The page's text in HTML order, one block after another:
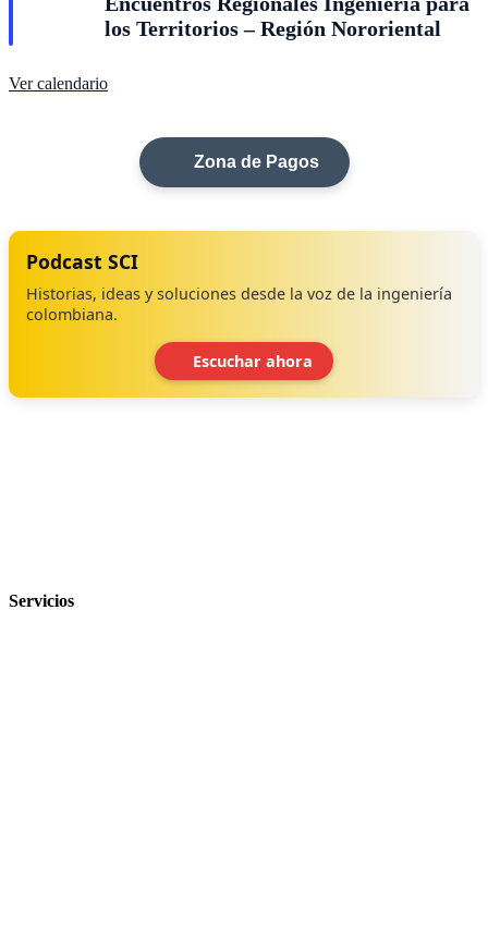
los Territorios – Región Nororiental
Ver calendario
Zona de Pagos
Podcast SCI
Historias, ideas y soluciones desde la voz de la ingeniería
colombiana.
Escuchar ahora
Servicios